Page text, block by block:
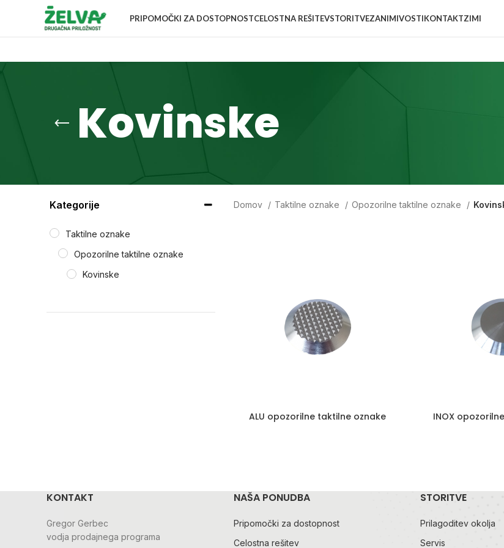
PRIPOMOČKI ZA DOSTOPNOSTCELOSTNA REŠITEVSTORITVEZANIMIVOSTIKONTAKTZIMI
Kovinske
Kategorije
Taktilne oznake
Opozorilne taktilne oznake
Kovinske
Domov Taktilne oznake Opozorilne taktilne oznake
ALU opozorilne taktilne oznake INOX
KONTAKT
Gregor Gerbec
vodja prodajnega programa
NAŠA PONUDBA
Pripomočki za dostopnost
Celostna rešitev
STORITVE
Prilagoditev okolja
Servis